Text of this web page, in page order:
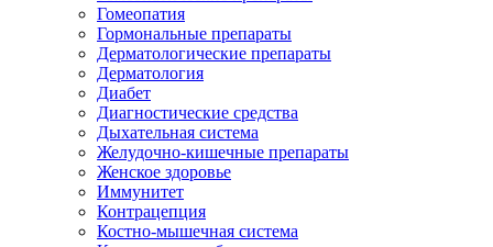
Гомеопатия
Гормональные препараты
Дерматологические препараты
Дерматология
Диабет
Диагностические средства
Дыхательная система
Желудочно-кишечные препараты
Женское здоровье
Иммунитет
Контрацепция
Костно-мышечная система